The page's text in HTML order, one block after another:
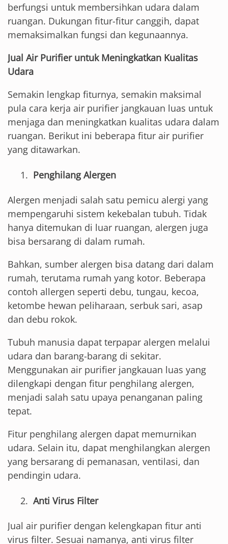
berfungsi untuk membersihkan udara dalam
ruangan. Dukungan fitur-fitur canggih, dapat
memaksimalkan fungsi dan kegunaannya.
Jual Air Purifier untuk Meningkatkan Kualitas
Udara
Semakin lengkap fiturnya, semakin maksimal
pula cara kerja air purifier jangkauan luas untuk
menjaga dan meningkatkan kualitas udara dalam
ruangan. Berikut ini beberapa fitur air purifier
yang ditawarkan.
Penghilang Alergen
Alergen menjadi salah satu pemicu alergi yang
mempengaruhi sistem kekebalan tubuh. Tidak
hanya ditemukan di luar ruangan, alergen juga
bisa bersarang di dalam rumah.
Bahkan, sumber alergen bisa datang dari dalam
rumah, terutama rumah yang kotor. Beberapa
contoh allergen seperti debu, tungau, kecoa,
ketombe hewan peliharaan, serbuk sari, asap
dan debu rokok.
Tubuh manusia dapat terpapar alergen melalui
udara dan barang-barang di sekitar.
Menggunakan air purifier jangkauan luas yang
dilengkapi dengan fitur penghilang alergen,
menjadi salah satu upaya penanganan paling
tepat.
Fitur penghilang alergen dapat memurnikan
udara. Selain itu, dapat menghilangkan alergen
yang bersarang di pemanasan, ventilasi, dan
pendingin udara.
Anti Virus Filter
Jual air purifier dengan kelengkapan fitur anti
virus filter. Sesuai namanya, anti virus filter